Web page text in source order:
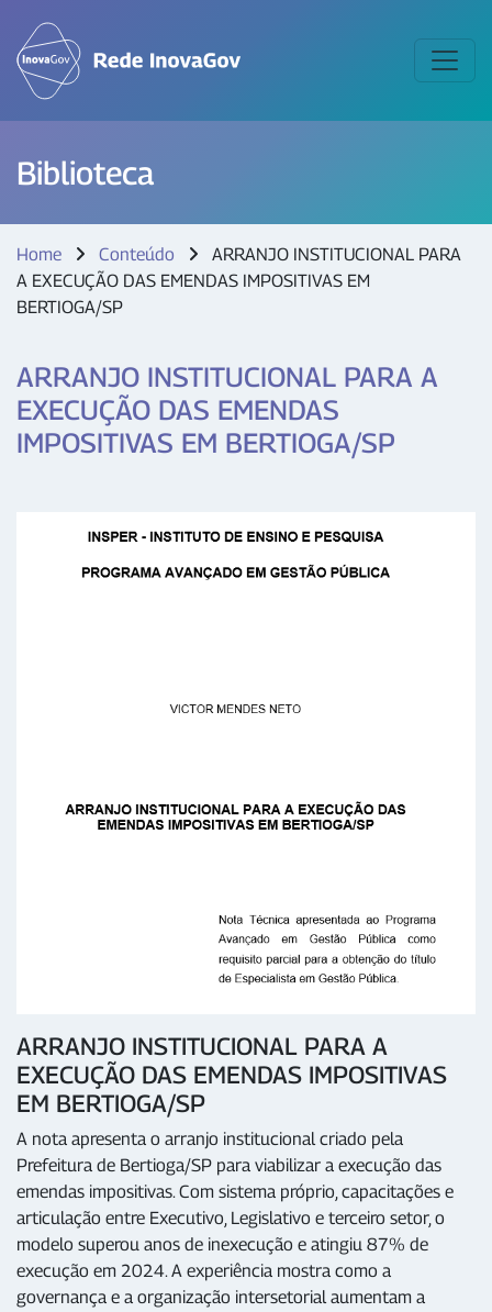
Biblioteca
Home Conteúdo
ARRANJO INSTITUCIONAL PARA
A EXECUÇÃO DAS EMENDAS IMPOSITIVAS EM
BERTIOGA/SP
ARRANJO INSTITUCIONAL PARA A
EXECUÇÃO DAS EMENDAS
IMPOSITIVAS EM BERTIOGA/SP
ARRANJO INSTITUCIONAL PARA A
EXECUÇÃO DAS EMENDAS IMPOSITIVAS
EM BERTIOGA/SP
A nota apresenta o arranjo institucional criado pela
Prefeitura de Bertioga/SP para viabilizar a execução das
emendas impositivas. Com sistema próprio, capacitações e
articulação entre Executivo, Legislativo e terceiro setor, o
modelo superou anos de inexecução e atingiu 87% de
execução em 2024. A experiência mostra como a
governança e a organização intersetorial aumentam a